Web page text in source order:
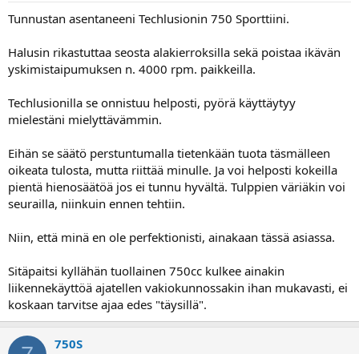
Tunnustan asentaneeni Techlusionin 750 Sporttiini.
Halusin rikastuttaa seosta alakierroksilla sekä poistaa ikävän
yskimistaipumuksen n. 4000 rpm. paikkeilla.
Techlusionilla se onnistuu helposti, pyörä käyttäytyy
mielestäni mielyttävämmin.
Eihän se säätö perstuntumalla tietenkään tuota täsmälleen
oikeata tulosta, mutta riittää minulle. Ja voi helposti kokeilla
pientä hienosäätöä jos ei tunnu hyvältä. Tulppien väriäkin voi
seurailla, niinkuin ennen tehtiin.
Niin, että minä en ole perfektionisti, ainakaan tässä asiassa.
Sitäpaitsi kyllähän tuollainen 750cc kulkee ainakin
liikennekäyttöä ajatellen vakiokunnossakin ihan mukavasti, ei
koskaan tarvitse ajaa edes "täysillä".
750S